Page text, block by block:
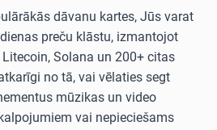
dāvanu kartes, Jūs varat
preču klāstu, izmantojot
Litecoin, Solana un 200+ citas
no tā, vai vēlaties segt
mūzikas un video
vai nepieciešams